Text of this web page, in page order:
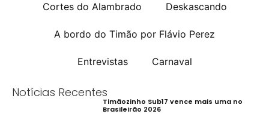
Cortes do Alambrado Deskascando
A bordo do Timão por Flávio Perez
Entrevistas Carnaval
Notícias Recentes
Timãozinho Sub17 vence mais uma no
Brasileirão 2026